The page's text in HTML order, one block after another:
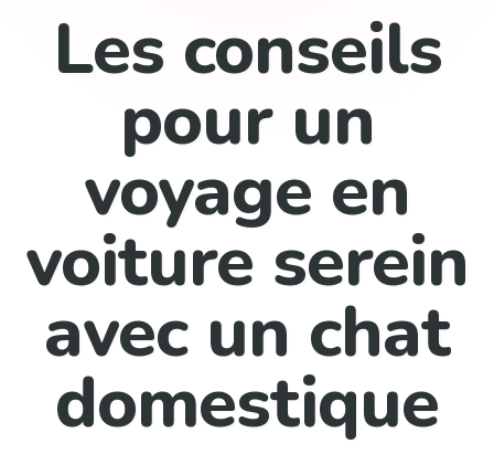
Les conseils
pour un
voyage en
voiture serein
avec un chat
domestique